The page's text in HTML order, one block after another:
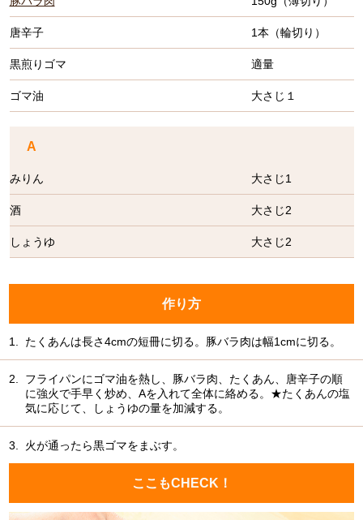
唐辛子 1本（輪切り）
黒煎りゴマ 適量
ゴマ油 大さじ１
A
みりん 大さじ1
酒 大さじ2
しょうゆ 大さじ2
作り方
1. たくあんは長さ4cmの短冊に切る。豚バラ肉は幅1cmに切る。
2.
フライパンにゴマ油を熱し、豚バラ肉、たくあん、唐辛子の順
に強火で手早く炒め、Aを入れて全体に絡める。★たくあんの塩
気に応じて、しょうゆの量を加減する。
3. 火が通ったら黒ゴマをまぶす。
ここもCHECK！